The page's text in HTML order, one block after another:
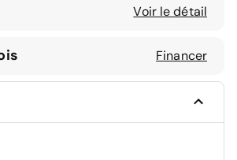
Voir le détail
Financer